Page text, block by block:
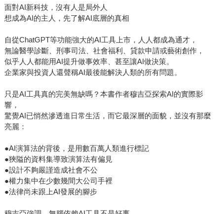
面對AI新科技，沒有人是局外人
想成為AI的主人，先了解AI底層的真相
自從ChatGPT等功能強大的AI工具上市，人人都成為通才，
無論醫學診斷、刑事司法、社會福利、貸款申請或藝術創作，
似乎人人都能用AI提升做事效率、甚至讓AI做決策。
企業家與投資人還聲稱AI最後能解決人類的所有問題。
只是AI工具真的完美無缺嗎？本書作者穆吉亞探索AI的實際影
響，
驚覺AI已悄然滲透進日常生活，而它最深層的面貌，並沒有那麼
亮麗：
●AI演算法的背後，是用數百萬人類進行標記
●狹隘的資料集導致演算法有偏見
●設計不夠嚴謹造成社會不公
●權力集中在少數幾間大公司手裡
●法律尚未跟上AI發展的腳步